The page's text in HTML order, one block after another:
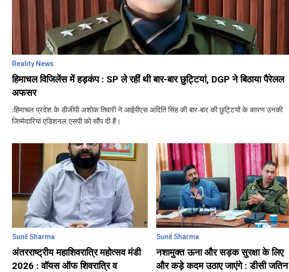
Reality News
हिमाचल विजिलेंस में हड़कंप : SP ले रहीं थी बार-बार छुट्टियां, DGP ने बिठाया पैरेलल
अफसर
:हिमाचल प्रदेश के डीजीपी अशोक तिवारी ने आईपीएस अदिति सिंह की बार-बार की छुट्टियों के कारण उनकी
जिम्मेदारियां एडिशनल एसपी को सौंप दी हैं।
Sunil Sharma
अंतरराष्ट्रीय महाशिवरात्रि महोत्सव मंडी
2026 : वॉयस ऑफ शिवरात्रि व
Sunil Sharma
नशामुक्त ऊना और सड़क सुरक्षा के लिए
और कड़े कदम उठाए जाएंगे : डीसी जतिन